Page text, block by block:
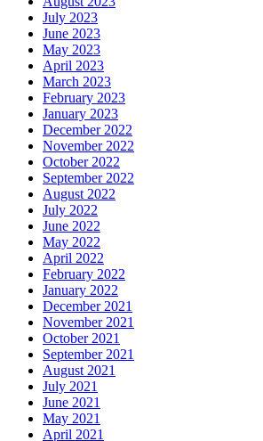
July 2023
June 2023
May 2023
April 2023
March 2023
February 2023
January 2023
December 2022
November 2022
October 2022
September 2022
August 2022
July 2022
June 2022
May 2022
April 2022
February 2022
January 2022
December 2021
November 2021
October 2021
September 2021
August 2021
July 2021
June 2021
May 2021
April 2021